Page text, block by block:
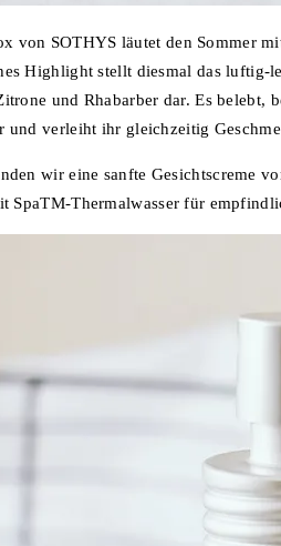
von SOTHYS läutet den Sommer
Highlight stellt diesmal das luftig-
und Rhabarber dar. Es belebt,
und verleiht ihr gleichzeitig
wir eine sanfte Gesichtscreme
SpaTM-Thermalwasser für